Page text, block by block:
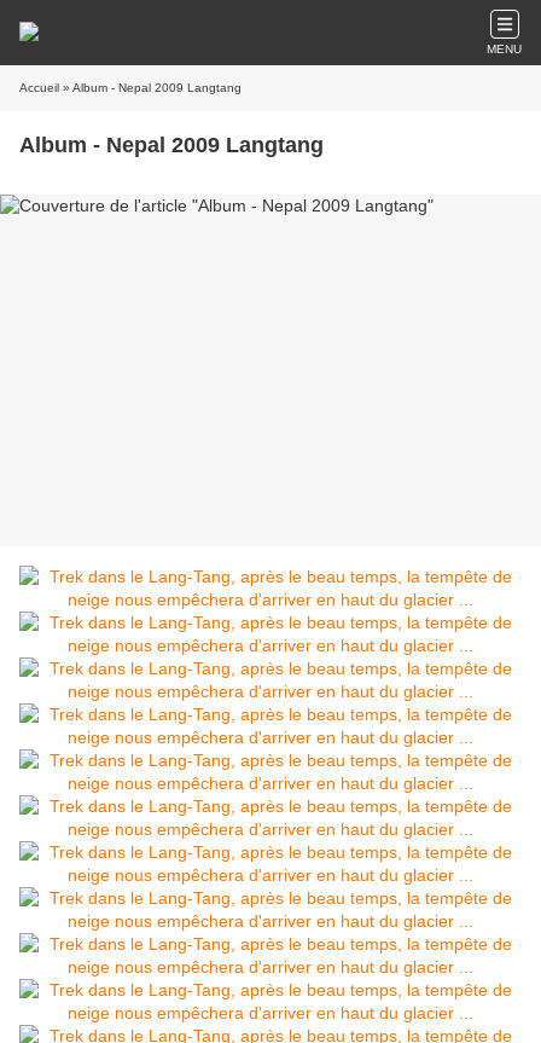
MENU
Accueil » Album - Nepal 2009 Langtang
Album - Nepal 2009 Langtang